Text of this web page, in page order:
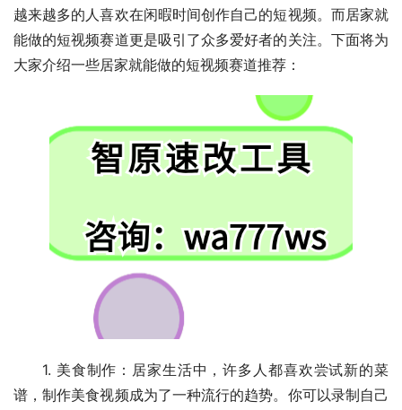
越来越多的人喜欢在闲暇时间创作自己的短视频。而居家就
能做的短视频赛道更是吸引了众多爱好者的关注。下面将为
大家介绍一些居家就能做的短视频赛道推荐：
1. 美食制作：居家生活中，许多人都喜欢尝试新的菜
谱，制作美食视频成为了一种流行的趋势。你可以录制自己